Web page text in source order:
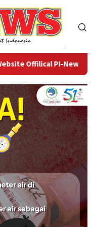
Offilical PI-News